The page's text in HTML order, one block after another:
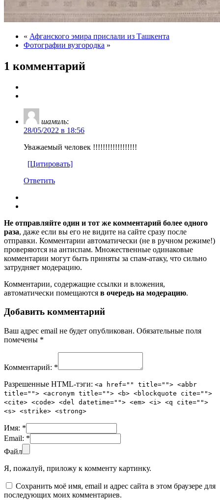
« Афганского эмира прислали из Ташкента
Фотографии вузгородка »
1 комментарий
шамиль:
28/05/2022 в 18:56
Уважаемый человек !!!!!!!!!!!!!!!!!!
[Цитировать]
Ответить
Не отправляйте один и тот же комментарий более одного
раза, даже если вы его не видите на сайте сразу после
отправки. Комментарии автоматически (не в ручном режиме!)
проверяются на антиспам. Множественные одинаковые
комментарии могут быть приняты за спам-атаку, что сильно
затрудняет модерацию.
Комментарии, содержащие ссылки и вложения,
автоматически помещаются в очередь на модерацию.
Добавить комментарий
Ваш адрес email не будет опубликован. Обязательные поля
помечены *
Комментарий: *
Разрешенные HTML-тэги: <a href="" title=""> <abbr
title=""> <acronym title=""> <b> <blockquote cite="">
<cite> <code> <del datetime=""> <em> <i> <q cite="">
<s> <strike> <strong>
Имя: *
Email: *
Файл
Я, пожалуй, приложу к комменту картинку.
Сохранить моё имя, email и адрес сайта в этом браузере для
последующих моих комментариев.